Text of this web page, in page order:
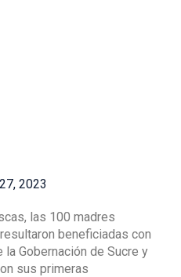
2023
las 100 madres
beneficiadas con
Gobernación de Sucre y
sus primeras